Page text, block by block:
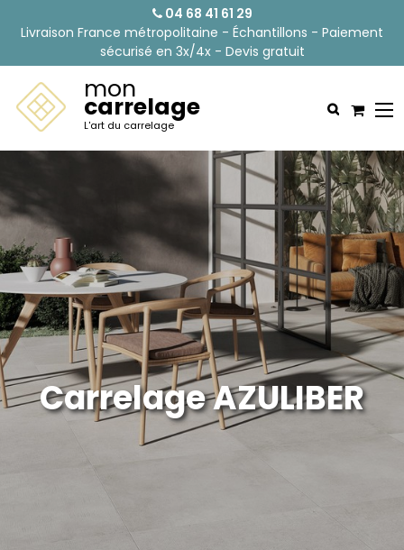
04 68 41 61 29
Livraison France métropolitaine - Échantillons - Paiement
sécurisé en 3x/4x - Devis gratuit
mon
carrelage
L'art du carrelage
Carrelage AZULIBER